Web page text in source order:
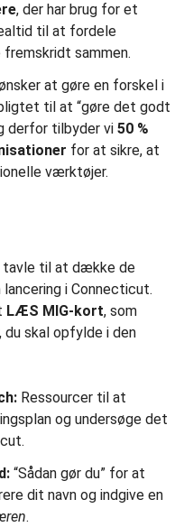
, der har brug for et
til at fordele
sammen.
at gøre en forskel i
til at “gøre det godt
derfor tilbyder vi 50 %
for at sikre, at
værktøjer.
tavle til at dække de
i Connecticut.
LÆS MIG-kort, som
skal opfylde i den
Ressourcer til at
og undersøge det
“Sådan gør du” for at
dit navn og indgive en
.